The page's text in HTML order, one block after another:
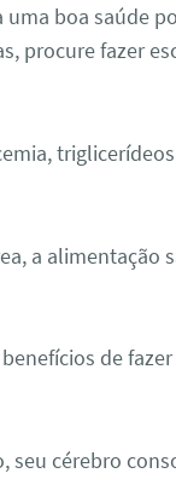
uma boa saúde
procure fazer
a
de
seu cérebro